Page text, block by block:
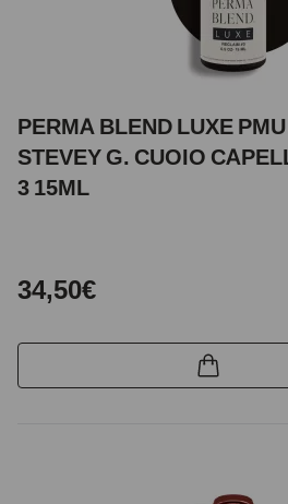
PERMA BLEND LUXE
STEVEY G. CUOIO
3 15ML
34,50€